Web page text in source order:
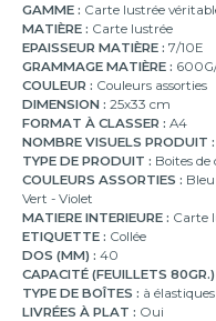
GAMME : Carte lustrée
MATIÈRE : Carte lustrée
EPAISSEUR MATIÈRE : 7/10E
GRAMMAGE MATIÈRE :
COULEUR : Couleurs assorties
DIMENSION : 25x33 cm
FORMAT À CLASSER : A4
NOMBRE VISUELS PRODUIT :
TYPE DE PRODUIT : Boites de
COULEURS ASSORTIES :
Vert - Violet
MATIERE INTERIEURE : Carte
ETIQUETTE : Collée
DOS (MM) : 40
CAPACITÉ (FEUILLETS 80GR.)
TYPE DE BOÎTES : à élastiques
LIVRÉES À PLAT : Oui